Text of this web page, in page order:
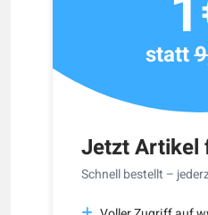
Jetzt Artikel
Schnell bestellt –
statt